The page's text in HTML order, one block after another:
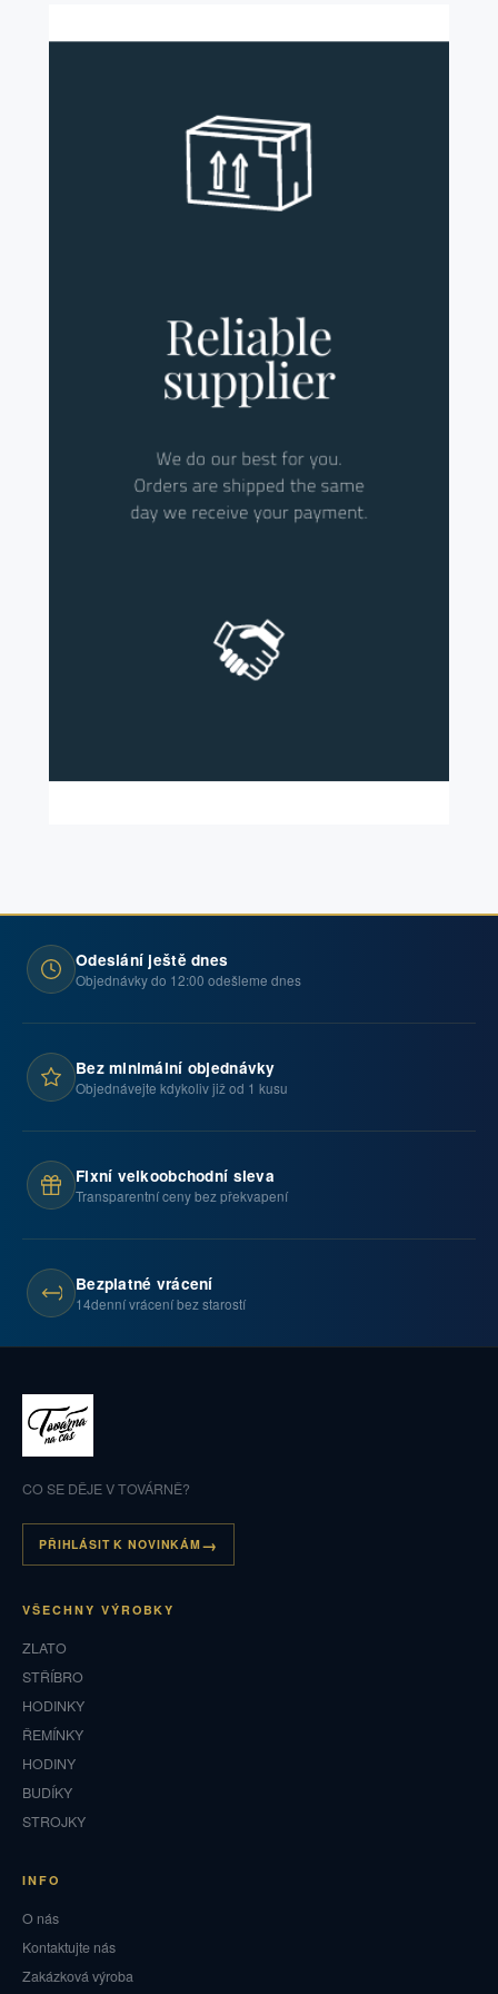
Odeslání ještě dnes
Objednávky do 12:00 odešleme dnes
Bez minimální objednávky
Objednávejte kdykoliv již od 1 kusu
Fixní velkoobchodní sleva
Transparentní ceny bez překvapení
Bezplatné vrácení
14denní vrácení bez starostí
CO SE DĚJE V TOVÁRNĚ?
PŘIHLÁSIT K NOVINKÁM
VŠECHNY VÝROBKY
ZLATO
STŘÍBRO
HODINKY
ŘEMÍNKY
HODINY
BUDÍKY
STROJKY
INFO
O nás
Kontaktujte nás
Zakázková výroba